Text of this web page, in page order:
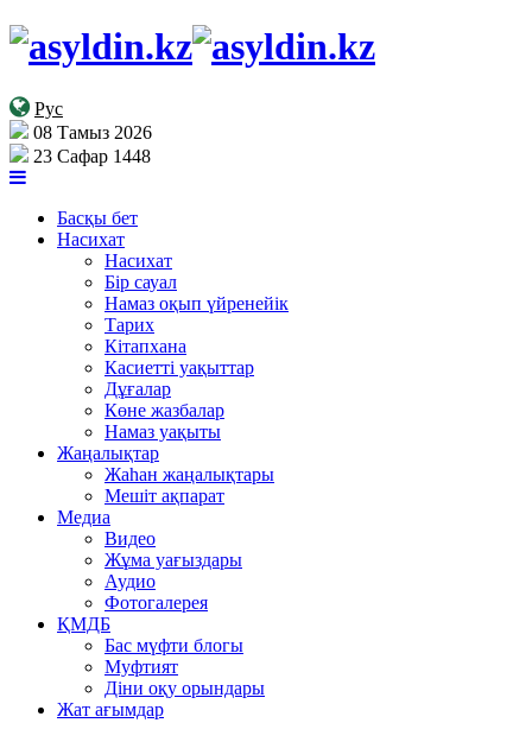
Рус
08 Тамыз 2026
23 Сафар 1448
Басқы бет
Насихат
Насихат
Бір сауал
Намаз оқып үйренейік
Тарих
Кітапхана
Касиетті уақыттар
Дұғалар
Көне жазбалар
Намаз уақыты
Жаңалықтар
Жаһан жаңалықтары
Мешіт ақпарат
Медиа
Видео
Жұма уағыздары
Аудио
Фотогалерея
ҚМДБ
Бас мүфти блогы
Муфтият
Діни оқу орындары
Жат ағымдар